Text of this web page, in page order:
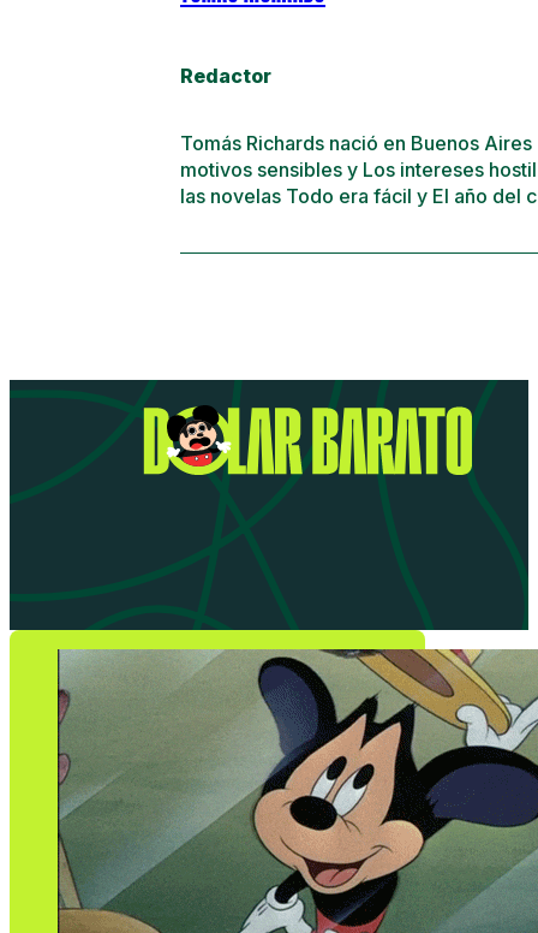
Redactor
Tomás Richards nació en Buenos
motivos sensibles y Los intereses
las novelas Todo era fácil y El año del